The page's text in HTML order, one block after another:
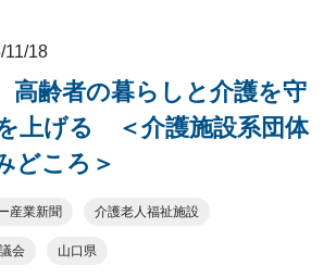
11/18
齢者の暮らしと介護を守
上げる ＜介護施設系団体
どころ＞
産業新聞 介護老人福祉施設
会 山口県